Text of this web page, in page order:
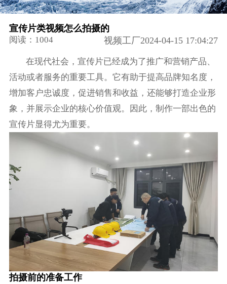
宣传片类视频怎么拍摄的
阅读：1004 视频工厂2024-04-15 17:04:27
在现代社会，宣传片已经成为了推广和营销产品、
活动或者服务的重要工具。它有助于提高品牌知名度，
增加客户忠诚度，促进销售和收益，还能够打造企业形
象，并展示企业的核心价值观。因此，制作一部出色的
宣传片显得尤为重要。
拍摄前的准备工作